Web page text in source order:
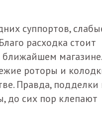
суппортов,
расходка стоит
ближайшем магазине.
роторы и
Правда, подделки
до сих пор клепают